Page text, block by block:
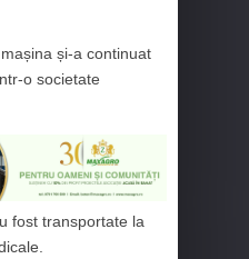
și-a continuat
o societate
fost transportate la